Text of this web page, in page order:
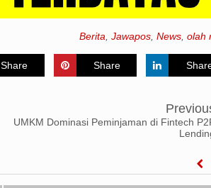
Berita Jawapos News olah
Share Share
UMKM Dominasi Peminjaman di Fintech